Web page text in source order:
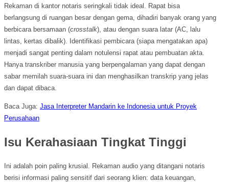
Rekaman di kantor notaris seringkali tidak ideal. Rapat bisa
berlangsung di ruangan besar dengan gema, dihadiri banyak orang yang
berbicara bersamaan (crosstalk), atau dengan suara latar (AC, lalu
lintas, kertas dibalik). Identifikasi pembicara (siapa mengatakan apa)
menjadi sangat penting dalam notulensi rapat atau pembuatan akta.
Hanya transkriber manusia yang berpengalaman yang dapat dengan
sabar memilah suara-suara ini dan menghasilkan transkrip yang jelas
dan dapat dibaca.
Baca Juga: Jasa Interpreter Mandarin ke Indonesia untuk Proyek
Perusahaan
Isu Kerahasiaan Tingkat Tinggi
Ini adalah poin paling krusial. Rekaman audio yang ditangani notaris
berisi informasi paling sensitif dari seorang klien: data keuangan,